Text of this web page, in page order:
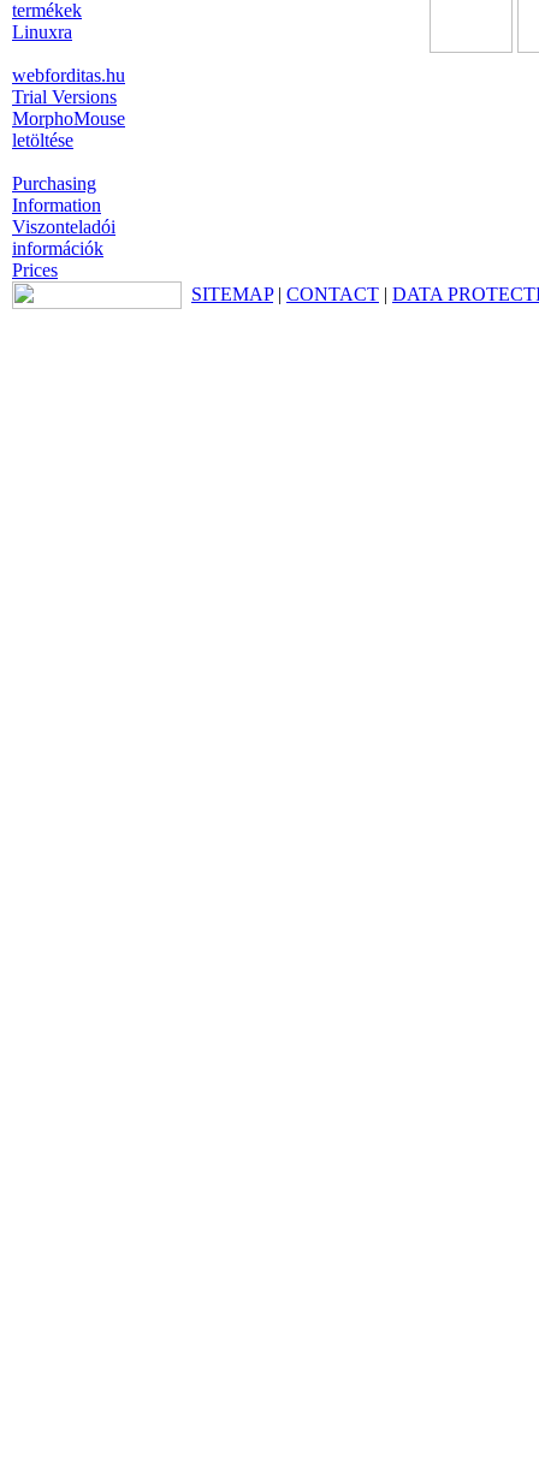
termékek
Linuxra
webforditas.hu
Trial Versions
MorphoMouse
letöltése
Purchasing
Information
Viszonteladói
információk
Prices
SITEMAP| CONTACT | DATA